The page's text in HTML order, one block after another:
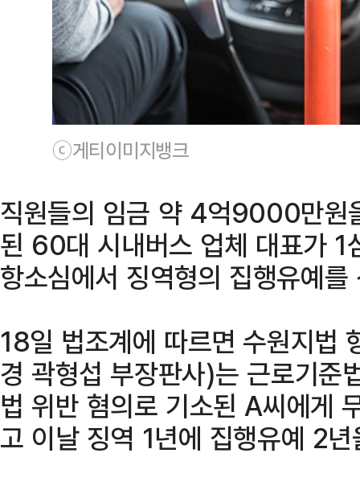
ⓒ게티이미지뱅크
직원들의 임금 약 4억9000만원
된 60대 시내버스 업체 대표가 1
항소심에서 징역형의 집행유예를
18일 법조계에 따르면 수원지법
경 곽형섭 부장판사)는 근로기준
법 위반 혐의로 기소된 A씨에게
고 이날 징역 1년에 집행유예 2